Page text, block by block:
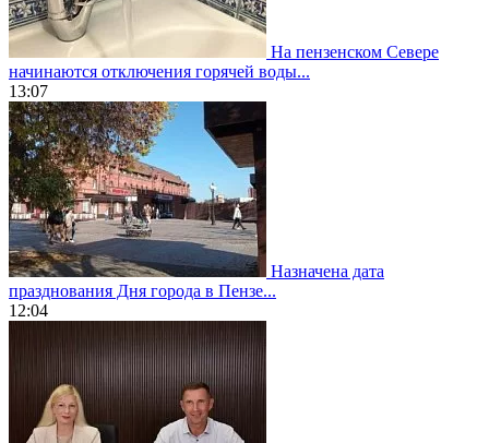
На пензенском Севере
начинаются отключения горячей воды...
13:07
Назначена дата
празднования Дня города в Пензе...
12:04